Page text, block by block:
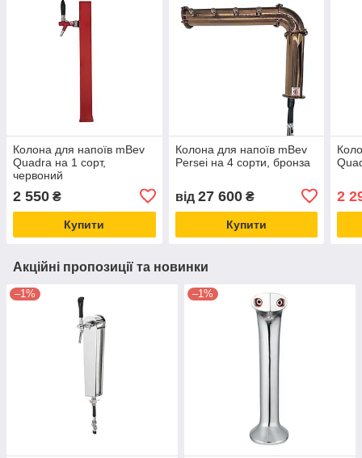
Колона для напоїв mBev
Quadra на 1 сорт,
червоний
2 550 ₴
Купити
Колона для напоїв mBev
Persei на 4 сорти, бронза
від 27 600₴
Купити
2
Акційні пропозиції та новинки
–1% –1%